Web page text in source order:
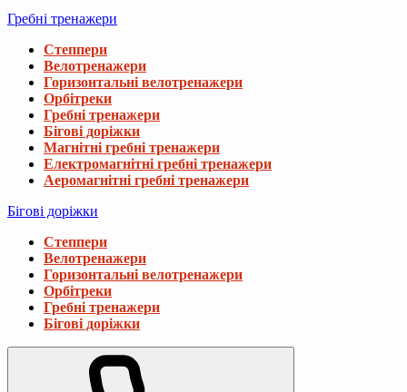
Гребні тренажери
Степпери
Велотренажери
Горизонтальні велотренажери
Орбітреки
Гребні тренажери
Бігові доріжки
Магнітні гребні тренажери
Електромагнітні гребні тренажери
Аеромагнітні гребні тренажери
Бігові доріжки
Степпери
Велотренажери
Горизонтальні велотренажери
Орбітреки
Гребні тренажери
Бігові доріжки